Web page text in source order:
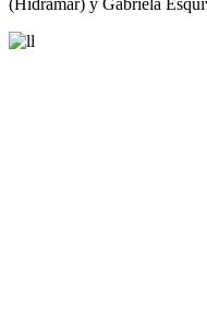
(Hidramar) y Gabriela